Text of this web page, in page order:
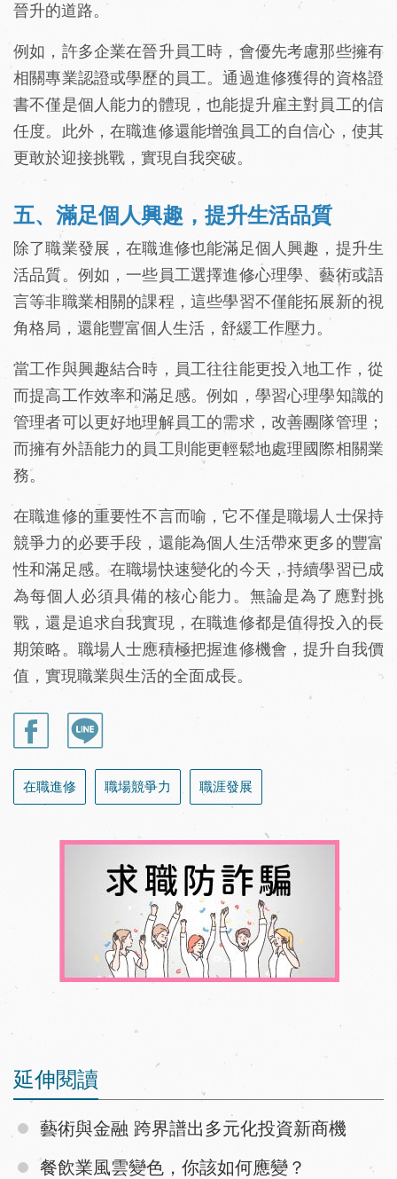
晉升的道路。
例如，許多企業在晉升員工時，會優先考慮那些擁有
相關專業認證或學歷的員工。通過進修獲得的資格證
書不僅是個人能力的體現，也能提升雇主對員工的信
任度。此外，在職進修還能增強員工的自信心，使其
更敢於迎接挑戰，實現自我突破。
五、滿足個人興趣，提升生活品質
除了職業發展，在職進修也能滿足個人興趣，提升生
活品質。例如，一些員工選擇進修心理學、藝術或語
言等非職業相關的課程，這些學習不僅能拓展新的視
角格局，還能豐富個人生活，舒緩工作壓力。
當工作與興趣結合時，員工往往能更投入地工作，從
而提高工作效率和滿足感。例如，學習心理學知識的
管理者可以更好地理解員工的需求，改善團隊管理；
而擁有外語能力的員工則能更輕鬆地處理國際相關業
務。
在職進修的重要性不言而喻，它不僅是職場人士保持
競爭力的必要手段，還能為個人生活帶來更多的豐富
性和滿足感。在職場快速變化的今天，持續學習已成
為每個人必須具備的核心能力。無論是為了應對挑
戰，還是追求自我實現，在職進修都是值得投入的長
期策略。職場人士應積極把握進修機會，提升自我價
值，實現職業與生活的全面成長。
在職進修 職場競爭力 職涯發展
延伸閱讀
藝術與金融 跨界譜出多元化投資新商機
餐飲業風雲變色，你該如何應變？